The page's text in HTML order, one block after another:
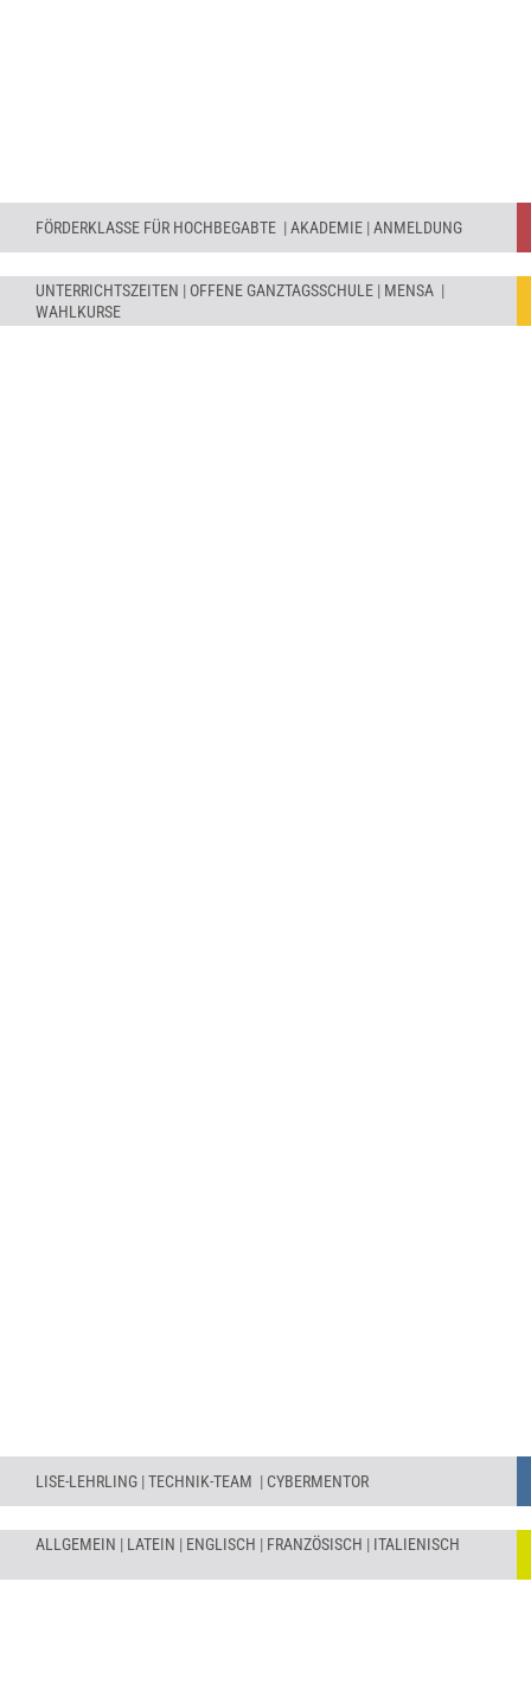
FÖRDERKLASSE FÜR HOCHBEGABTE |AKADEMIE |ANMELDUNG
UNTERRICHTSZEITEN | OFFENE GANZTAGSSCHULE | MENSA |
WAHLKURSE
LISE-LEHRLING |TECHNIK-TEAM | CYBERMENTOR
ALLGEMEIN | LATEIN | ENGLISCH | FRANZÖSISCH | ITALIENISCH